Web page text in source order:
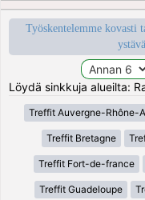
Työskentelemme kovasti
Löydä sinkkuja alueilta:
Treffit Auvergne-Rhône-
Treffit Bretagne
Treffit Fort-de-france
Treffit Guadeloupe